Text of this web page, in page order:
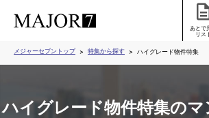
あとで
リス
メジャーセブントップ 特集から探す ハイグレード物件特集
ハイグレード物件特集の